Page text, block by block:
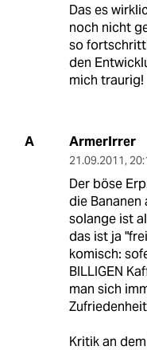
Das es
noch nicht
so
den
mich traurig!
A ArmerIrrer
21.09.2011,
Der böse
die
solange ist
das ist ja
komisch:
BILLIGEN
man sich
Kritik an